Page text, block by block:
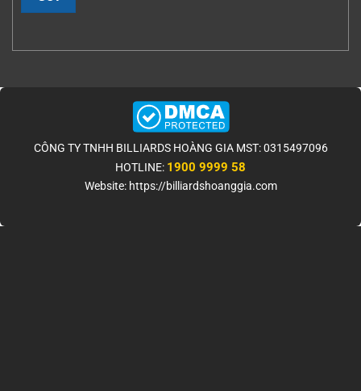
CÔNG TY TNHH BILLIARDS HOÀNG GIA MST: 0315497096
HOTLINE: 1900 9999 58
Website: https://billiardshoanggia.com